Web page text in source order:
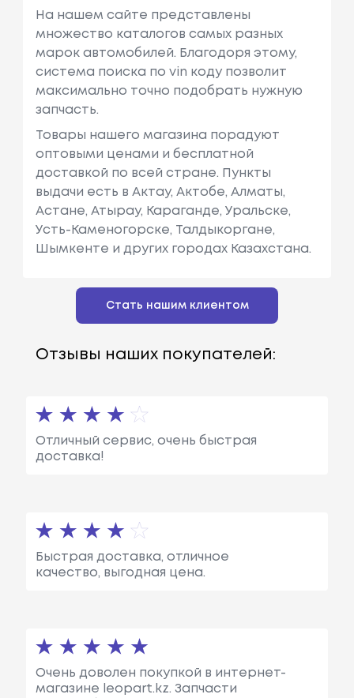
На нашем сайте представлены
множество каталогов самых разных
марок автомобилей. Благодоря этому,
система поиска по vin коду позволит
максимально точно подобрать нужную
запчасть.
Товары нашего магазина порадуют
оптовыми ценами и бесплатной
доставкой по всей стране. Пункты
выдачи есть в Актау, Актобе, Алматы,
Астане, Атырау, Караганде, Уральске,
Усть-Каменогорске, Талдыкоргане,
Шымкенте и других городах Казахстана.
Стать нашим клиентом
Отзывы наших покупателей:
Отличный сервис, очень быстрая
доставка!
Быстрая доставка, отличное
качество, выгодная цена.
Очень доволен покупкой в интернет-
магазине leopart.kz. Запчасти